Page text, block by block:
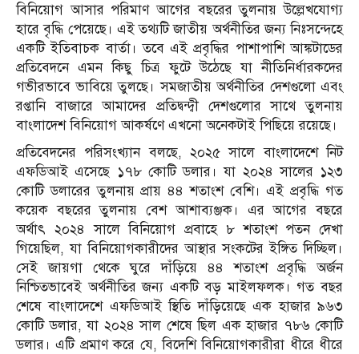
বিনিয়োগ আসার পরিমাণ আগের বছরের তুলনায় উল্লেখযোগ্য
হারে বৃদ্ধি পেয়েছে। এই তথ্যটি জাতীয় অর্থনীতির জন্য নিঃসন্দেহে
একটি ইতিবাচক বার্তা। তবে এই প্রবৃদ্ধির পাশাপাশি আঙ্কটাডের
প্রতিবেদনে এমন কিছু চিত্র ফুটে উঠেছে যা নীতিনির্ধারকদের
গভীরভাবে ভাবিয়ে তুলছে। সমজাতীয় অর্থনীতির দেশগুলো এবং
রপ্তানি বাজারে আমাদের প্রতিদ্বন্দ্বী দেশগুলোর সাথে তুলনায়
বাংলাদেশ বিনিয়োগ আকর্ষণে এখনো অনেকটাই পিছিয়ে রয়েছে।
প্রতিবেদনের পরিসংখ্যান বলছে, ২০২৫ সালে বাংলাদেশে নিট
এফডিআই এসেছে ১৭৮ কোটি ডলার। যা ২০২৪ সালের ১২৩
কোটি ডলারের তুলনায় প্রায় ৪৪ শতাংশ বেশি। এই প্রবৃদ্ধি গত
কয়েক বছরের তুলনায় বেশ আশাব্যঞ্জক। এর আগের বছরে
অর্থাৎ ২০২৪ সালে বিনিয়োগ প্রবাহে ৮ শতাংশ পতন দেখা
গিয়েছিল, যা বিনিয়োগকারীদের আস্থার সংকটের ইঙ্গিত দিচ্ছিল।
সেই জায়গা থেকে ঘুরে দাঁড়িয়ে ৪৪ শতাংশ প্রবৃদ্ধি অর্জন
নিশ্চিতভাবেই অর্থনীতির জন্য একটি বড় মাইলফলক। গত বছর
শেষে বাংলাদেশে এফডিআই স্থিতি দাঁড়িয়েছে এক হাজার ৯৬৩
কোটি ডলার, যা ২০২৪ সাল শেষে ছিল এক হাজার ৭৮৬ কোটি
ডলার। এটি প্রমাণ করে যে, বিদেশি বিনিয়োগকারীরা ধীরে ধীরে